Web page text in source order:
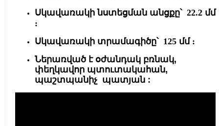
Սկավառակի նստեցման անցքը՝ 22.2 մմ
:
Սկավառակի տրամագիծը՝ 125 մմ :
Ներառված է օժանդակ բռնակ,
փեղկավոր պտուտակահան,
պաշտպանիչ պատյան :